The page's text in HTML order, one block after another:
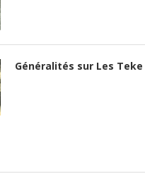
Généralités sur Les Teke